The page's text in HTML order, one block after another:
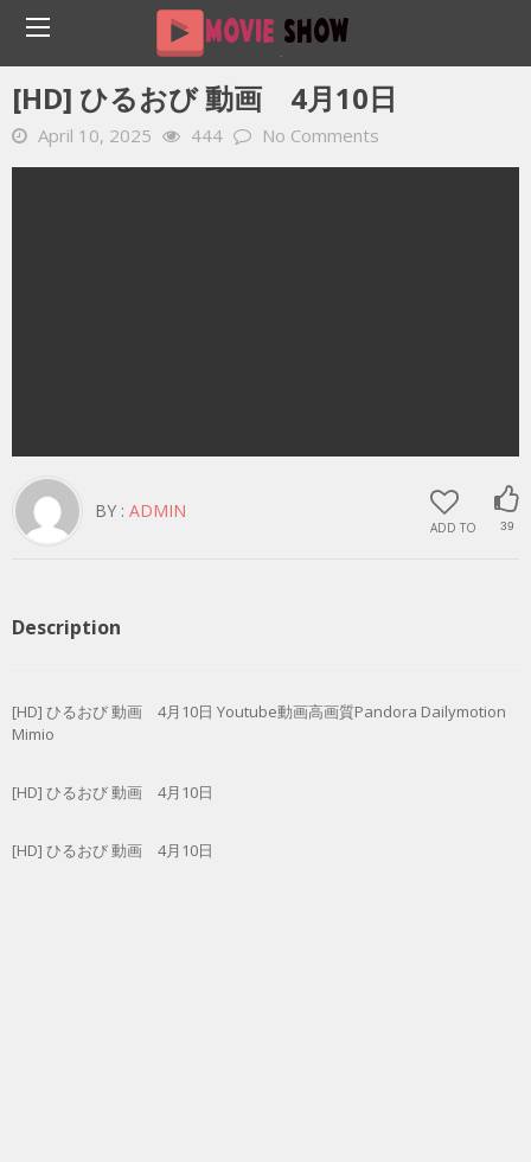
Home YOUTUBE 動画 毎日 [HD] ひるおび 動画 4月10日
[HD] ひるおび 動画 4月10日
April 10, 2025 444 No Comments
ADD TO 39
BY : ADMIN
Description
[HD] ひるおび 動画 4月10日 Youtube動画高画質Pandora Dailymotion
Mimio
[HD] ひるおび 動画 4月10日
[HD] ひるおび 動画 4月10日